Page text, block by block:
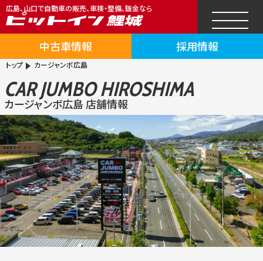
広島、山口で自動車の販売、車検・整備、鈑金なら
中古車情報 採用情報
トップ カージャンボ広島
CAR JUMBO HIROSHIMA
カージャンボ広島 店舗情報